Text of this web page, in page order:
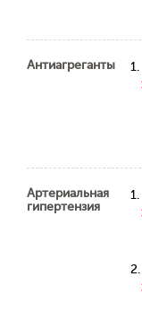
Антиагреганты 1.
Артериальная
гипертензия
1.
2.